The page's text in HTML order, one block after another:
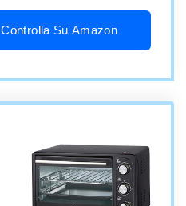
Controlla Su Amazon